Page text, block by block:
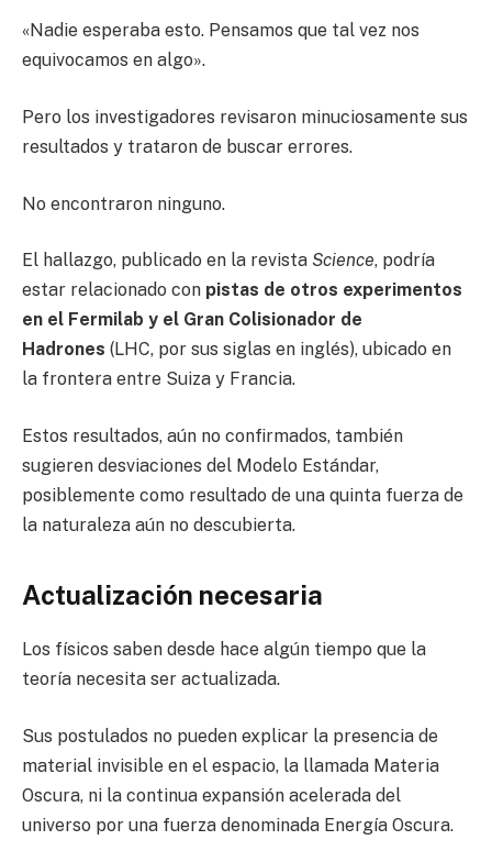
«Nadie esperaba esto. Pensamos que tal vez nos
equivocamos en algo».
Pero los investigadores revisaron minuciosamente sus
resultados y trataron de buscar errores.
No encontraron ninguno.
El hallazgo, publicado en la revista Science, podría
estar relacionado con pistas de otros experimentos
en el Fermilab y el Gran Colisionador de
Hadrones (LHC, por sus siglas en inglés), ubicado en
la frontera entre Suiza y Francia.
Estos resultados, aún no confirmados, también
sugieren desviaciones del Modelo Estándar,
posiblemente como resultado de una quinta fuerza de
la naturaleza aún no descubierta.
Actualización necesaria
Los físicos saben desde hace algún tiempo que la
teoría necesita ser actualizada.
Sus postulados no pueden explicar la presencia de
material invisible en el espacio, la llamada Materia
Oscura, ni la continua expansión acelerada del
universo por una fuerza denominada Energía Oscura.